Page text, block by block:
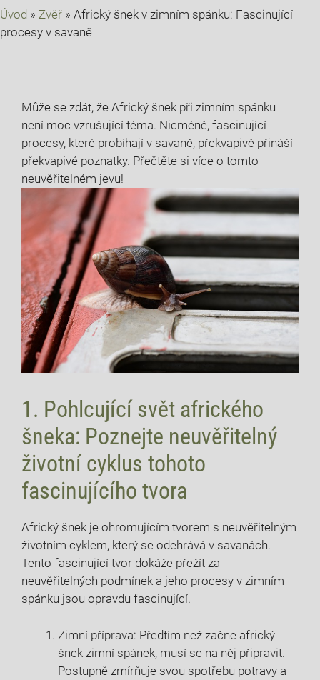
Úvod » Zvěř » Africký šnek v zimním spánku: Fascinující
procesy v savaně
Může se zdát, že Africký šnek při zimním spánku
není moc vzrušující téma. Nicméně, fascinující
procesy, které probíhají v savaně, překvapivě přináší
překvapivé poznatky. Přečtěte si více o tomto
neuvěřitelném jevu!
1. Pohlcující svět afrického
šneka: Poznejte neuvěřitelný
životní cyklus tohoto
fascinujícího tvora
Africký šnek je ohromujícím tvorem s neuvěřitelným
životním cyklem, který se odehrává v savanách.
Tento fascinující tvor dokáže přežít za
neuvěřitelných podmínek a jeho procesy v zimním
spánku jsou opravdu fascinující.
Zimní příprava: Předtím než začne africký
šnek zimní spánek, musí se na něj připravit.
Postupně zmírňuje svou spotřebu potravy a